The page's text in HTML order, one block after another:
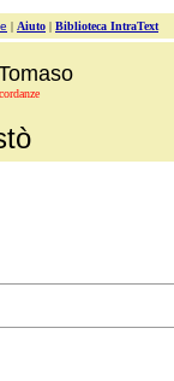
| Aiuto | Biblioteca IntraText